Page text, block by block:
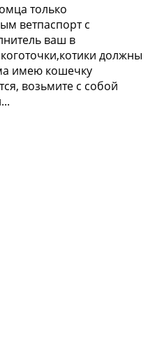
только
ветпаспорт с
ваш в
должны
имею кошечку
возьмите с собой